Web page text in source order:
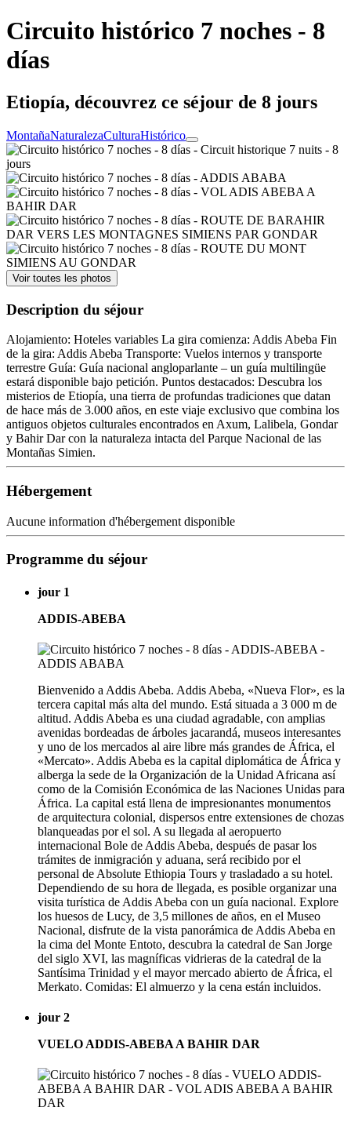
Circuito histórico 7 noches - 8
días
Etiopía, découvrez ce séjour de 8 jours
MontañaNaturalezaCulturaHistórico
Voir toutes les photos
Description du séjour
Alojamiento: Hoteles variables La gira comienza: Addis Abeba Fin
de la gira: Addis Abeba Transporte: Vuelos internos y transporte
terrestre Guía: Guía nacional angloparlante – un guía multilingüe
estará disponible bajo petición. Puntos destacados: Descubra los
misterios de Etiopía, una tierra de profundas tradiciones que datan
de hace más de 3.000 años, en este viaje exclusivo que combina los
antiguos objetos culturales encontrados en Axum, Lalibela, Gondar
y Bahir Dar con la naturaleza intacta del Parque Nacional de las
Montañas Simien.
Hébergement
Aucune information d'hébergement disponible
Programme du séjour
jour 1
ADDIS-ABEBA
Bienvenido a Addis Abeba. Addis Abeba, «Nueva Flor», es la
tercera capital más alta del mundo. Está situada a 3 000 m de
altitud. Addis Abeba es una ciudad agradable, con amplias
avenidas bordeadas de árboles jacarandá, museos interesantes
y uno de los mercados al aire libre más grandes de África, el
«Mercato». Addis Abeba es la capital diplomática de África y
alberga la sede de la Organización de la Unidad Africana así
como de la Comisión Económica de las Naciones Unidas para
África. La capital está llena de impresionantes monumentos
de arquitectura colonial, dispersos entre extensiones de chozas
blanqueadas por el sol. A su llegada al aeropuerto
internacional Bole de Addis Abeba, después de pasar los
trámites de inmigración y aduana, será recibido por el
personal de Absolute Ethiopia Tours y trasladado a su hotel.
Dependiendo de su hora de llegada, es posible organizar una
visita turística de Addis Abeba con un guía nacional. Explore
los huesos de Lucy, de 3,5 millones de años, en el Museo
Nacional, disfrute de la vista panorámica de Addis Abeba en
la cima del Monte Entoto, descubra la catedral de San Jorge
del siglo XVI, las magníficas vidrieras de la catedral de la
Santísima Trinidad y el mayor mercado abierto de África, el
Merkato. Comidas: El almuerzo y la cena están incluidos.
jour 2
VUELO ADDIS-ABEBA A BAHIR DAR